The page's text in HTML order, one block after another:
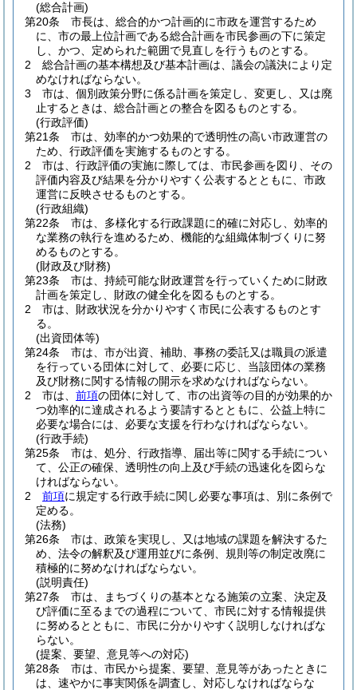
(総合計画)
第20条
市長は、総合的かつ計画的に市政を運営するため
に、市の最上位計画である総合計画を市民参画の下に策定
し、かつ、定められた範囲で見直しを行うものとする。
2
総合計画の基本構想及び基本計画は、議会の議決により定
めなければならない。
3
市は、個別政策分野に係る計画を策定し、変更し、又は廃
止するときは、総合計画との整合を図るものとする。
(行政評価)
第21条
市は、効率的かつ効果的で透明性の高い市政運営の
ため、行政評価を実施するものとする。
2
市は、行政評価の実施に際しては、市民参画を図り、その
評価内容及び結果を分かりやすく公表するとともに、市政
運営に反映させるものとする。
(行政組織)
第22条
市は、多様化する行政課題に的確に対応し、効率的
な業務の執行を進めるため、機能的な組織体制づくりに努
めるものとする。
(財政及び財務)
第23条
市は、持続可能な財政運営を行っていくために財政
計画を策定し、財政の健全化を図るものとする。
2
市は、財政状況を分かりやすく市民に公表するものとす
る。
(出資団体等)
第24条
市は、市が出資、補助、事務の委託又は職員の派遣
を行っている団体に対して、必要に応じ、当該団体の業務
及び財務に関する情報の開示を求めなければならない。
2
市は、 前項の団体に対して、市の出資等の目的が効果的か
つ効率的に達成されるよう要請するとともに、公益上特に
必要な場合には、必要な支援を行わなければならない。
(行政手続)
第25条
市は、処分、行政指導、届出等に関する手続につい
て、公正の確保、透明性の向上及び手続の迅速化を図らな
ければならない。
2
前項に規定する行政手続に関し必要な事項は、別に条例で
定める。
(法務)
第26条
市は、政策を実現し、又は地域の課題を解決するた
め、法令の解釈及び運用並びに条例、規則等の制定改廃に
積極的に努めなければならない。
(説明責任)
第27条
市は、まちづくりの基本となる施策の立案、決定及
び評価に至るまでの過程について、市民に対する情報提供
に努めるとともに、市民に分かりやすく説明しなければな
らない。
(提案、要望、意見等への対応)
第28条
市は、市民から提案、要望、意見等があったときに
は、速やかに事実関係を調査し、対応しなければならな